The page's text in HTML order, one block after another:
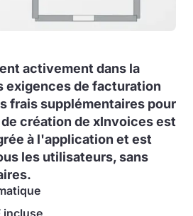
activement dans la
exigences de facturation
frais supplémentaires pour
création de xInvoices est
à l'application et est
les utilisateurs, sans
incluse